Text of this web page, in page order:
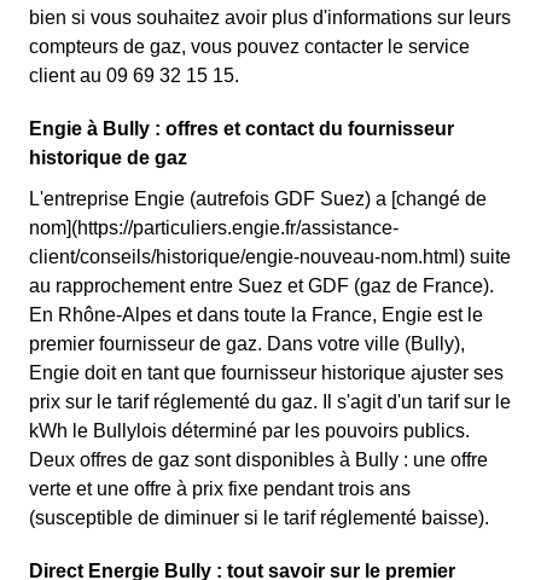
bien si vous souhaitez avoir plus d'informations sur leurs
compteurs de gaz, vous pouvez contacter le service
client au 09 69 32 15 15.
Engie à Bully : offres et contact du fournisseur
historique de gaz
L'entreprise Engie (autrefois GDF Suez) a [changé de
nom](https://particuliers.engie.fr/assistance-
client/conseils/historique/engie-nouveau-nom.html) suite
au rapprochement entre Suez et GDF (gaz de France).
En Rhône-Alpes et dans toute la France, Engie est le
premier fournisseur de gaz. Dans votre ville (Bully),
Engie doit en tant que fournisseur historique ajuster ses
prix sur le tarif réglementé du gaz. Il s'agit d'un tarif sur le
kWh le Bullylois déterminé par les pouvoirs publics.
Deux offres de gaz sont disponibles à Bully : une offre
verte et une offre à prix fixe pendant trois ans
(susceptible de diminuer si le tarif réglementé baisse).
Direct Energie Bully : tout savoir sur le premier